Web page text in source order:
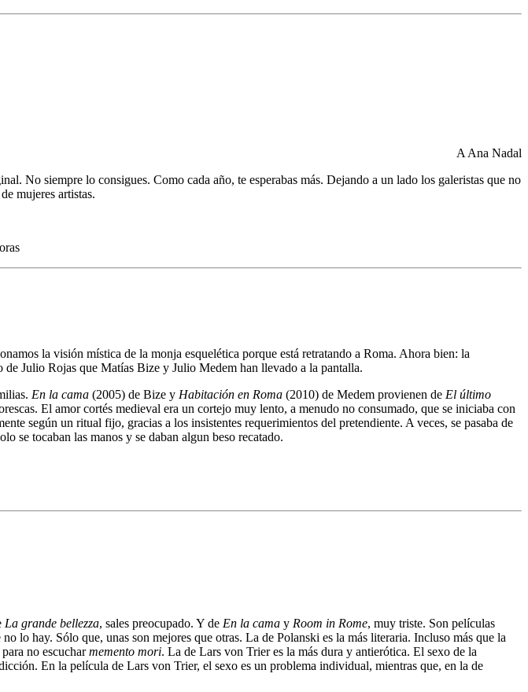
A Ana Nadal
No siempre lo consigues. Como cada año, te esperabas más. Dejando a un lado los galeristas que no
mujeres artistas.
la visión mística de la monja esquelética porque está retratando a Roma. Ahora bien: la
Julio Rojas que Matías Bize y Julio Medem han llevado a la pantalla.
En la cama (2005) de Bize y Habitación en Roma (2010) de Medem provienen de El último
El amor cortés medieval era un cortejo muy lento, a menudo no consumado, que se iniciaba con
según un ritual fijo, gracias a los insistentes requerimientos del pretendiente. A veces, se pasaba de
se tocaban las manos y se daban algun beso recatado.
La grande bellezza, sales preocupado. Y de En la cama y Room in Rome, muy triste. Son películas
lo hay. Sólo que, unas son mejores que otras. La de Polanski es la más literaria. Incluso más que la
no escucharmemento mori. La de Lars von Trier es la más dura y antierótica. El sexo de la
En la película de Lars von Trier, el sexo es un problema individual, mientras que, en la de